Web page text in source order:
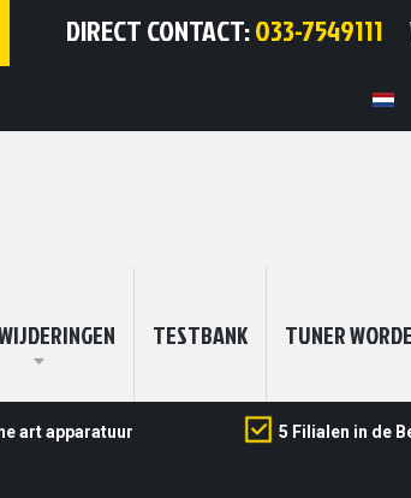
DIRECT CONTACT:033-7549111
TESTBANK TUNER
art apparatuur 5 Filialen in de